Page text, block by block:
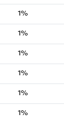
1%
1%
1%
1%
1%
1%